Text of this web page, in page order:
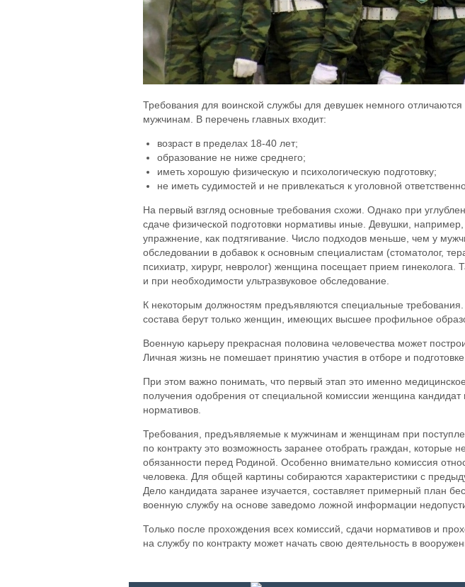
Требования для воинской службы для девушек немного отличаются
мужчинам. В перечень главных входит:
возраст в пределах 18-40 лет;
образование не ниже среднего;
иметь хорошую физическую и психологическую подготовку;
не иметь судимостей и не привлекаться к уголовной
На первый взгляд основные требования схожи. Однако при
сдаче физической подготовки нормативы иные. Девушки, например,
упражнение, как подтягивание. Число подходов меньше, чем у
обследовании в добавок к основным специалистам (стоматолог,
психиатр, хирург, невролог) женщина посещает прием гинеколога.
и при необходимости ультразвуковое обследование.
К некоторым должностям предъявляются специальные
состава берут только женщин, имеющих высшее профильное
Военную карьеру прекрасная половина человечества может
Личная жизнь не помешает принятию участия в отборе и подготовке
При этом важно понимать, что первый этап это именно
получения одобрения от специальной комиссии женщина кандидат
нормативов.
Требования, предъявляемые к мужчинам и женщинам при
по контракту это возможность заранее отобрать граждан, которые
обязанности перед Родиной. Особенно внимательно комиссия
человека. Для общей картины собираются характеристики с
Дело кандидата заранее изучается, составляет примерный план
военную службу на основе заведомо ложной информации
Только после прохождения всех комиссий, сдачи нормативов и
на службу по контракту может начать свою деятельность в